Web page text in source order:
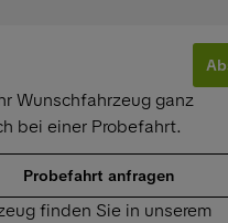
Wunschfahrzeug ganz
bei einer Probefahrt.
Probefahrt anfragen
finden Sie in unserem